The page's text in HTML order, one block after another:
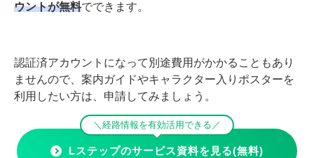
ウントが無料でできます。
認証済アカウントになって別途費用がかかることもあり
ませんので、案内ガイドやキャラクター入りポスターを
利用したい方は、申請してみましょう。
＼経路情報を有効活用できる／
Lステップのサービス資料を見る(無料)